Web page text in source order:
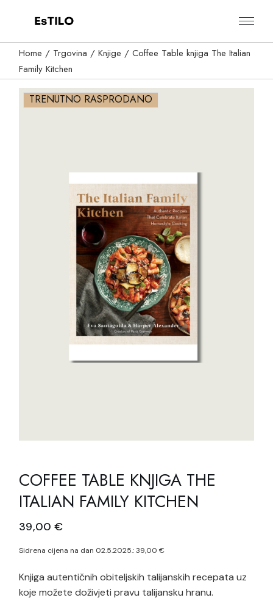
Home Trgovina Knjige
Coffee Table knjiga The Italian
Family Kitchen
TRENUTNO RASPRODANO
COFFEE TABLE KNJIGA THE
ITALIAN FAMILY KITCHEN
39,00 €
Sidrena cijena na dan 02.5.2025.:39,00€
Knjiga autentičnih obiteljskih talijanskih recepata uz
koje možete doživjeti pravu talijansku hranu.